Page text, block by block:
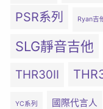
PSR系列 Ryan吉
SLG靜音吉他
THR30II
YC系列 國際代言人